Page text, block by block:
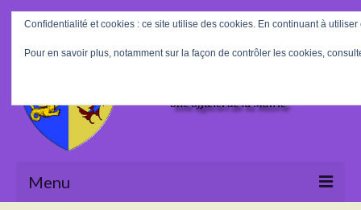
Rechercher
Menu
Confidentialité et cookies : ce site utilise des cookies. En continuant à
Pour en savoir plus, notamment sur la façon de contrôler les cookies,